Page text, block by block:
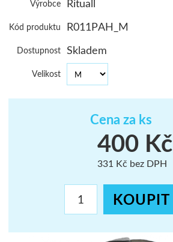
Výrobce Rituall
Kód produktu R011PAH_M
Dostupnost Skladem
Velikost
Cena za ks
400 Kč
331 Kč bez DPH
KOUPIT